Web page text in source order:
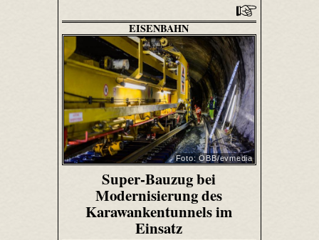
EISENBAHN
Foto: ÖBB/evmedia
Super-Bauzug bei
Modernisierung des
Karawankentunnels im
Einsatz